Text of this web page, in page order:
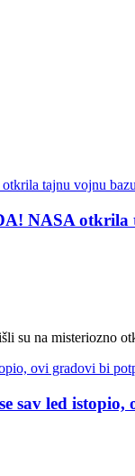
NASA
na misteriozno
sav led